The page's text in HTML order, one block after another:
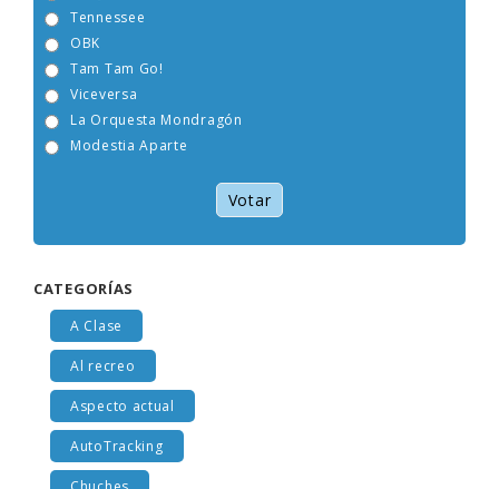
Vicky Larraz
La Orquesta Mondragón
Modestia Aparte
Votar
A Clase
Al recreo
Aspecto actual
AutoTracking